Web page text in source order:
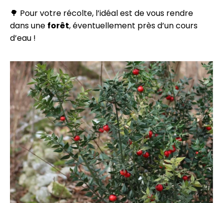
🌳 Pour votre récolte, l’idéal est de vous rendre
dans une forêt, éventuellement près d’un cours
d’eau !